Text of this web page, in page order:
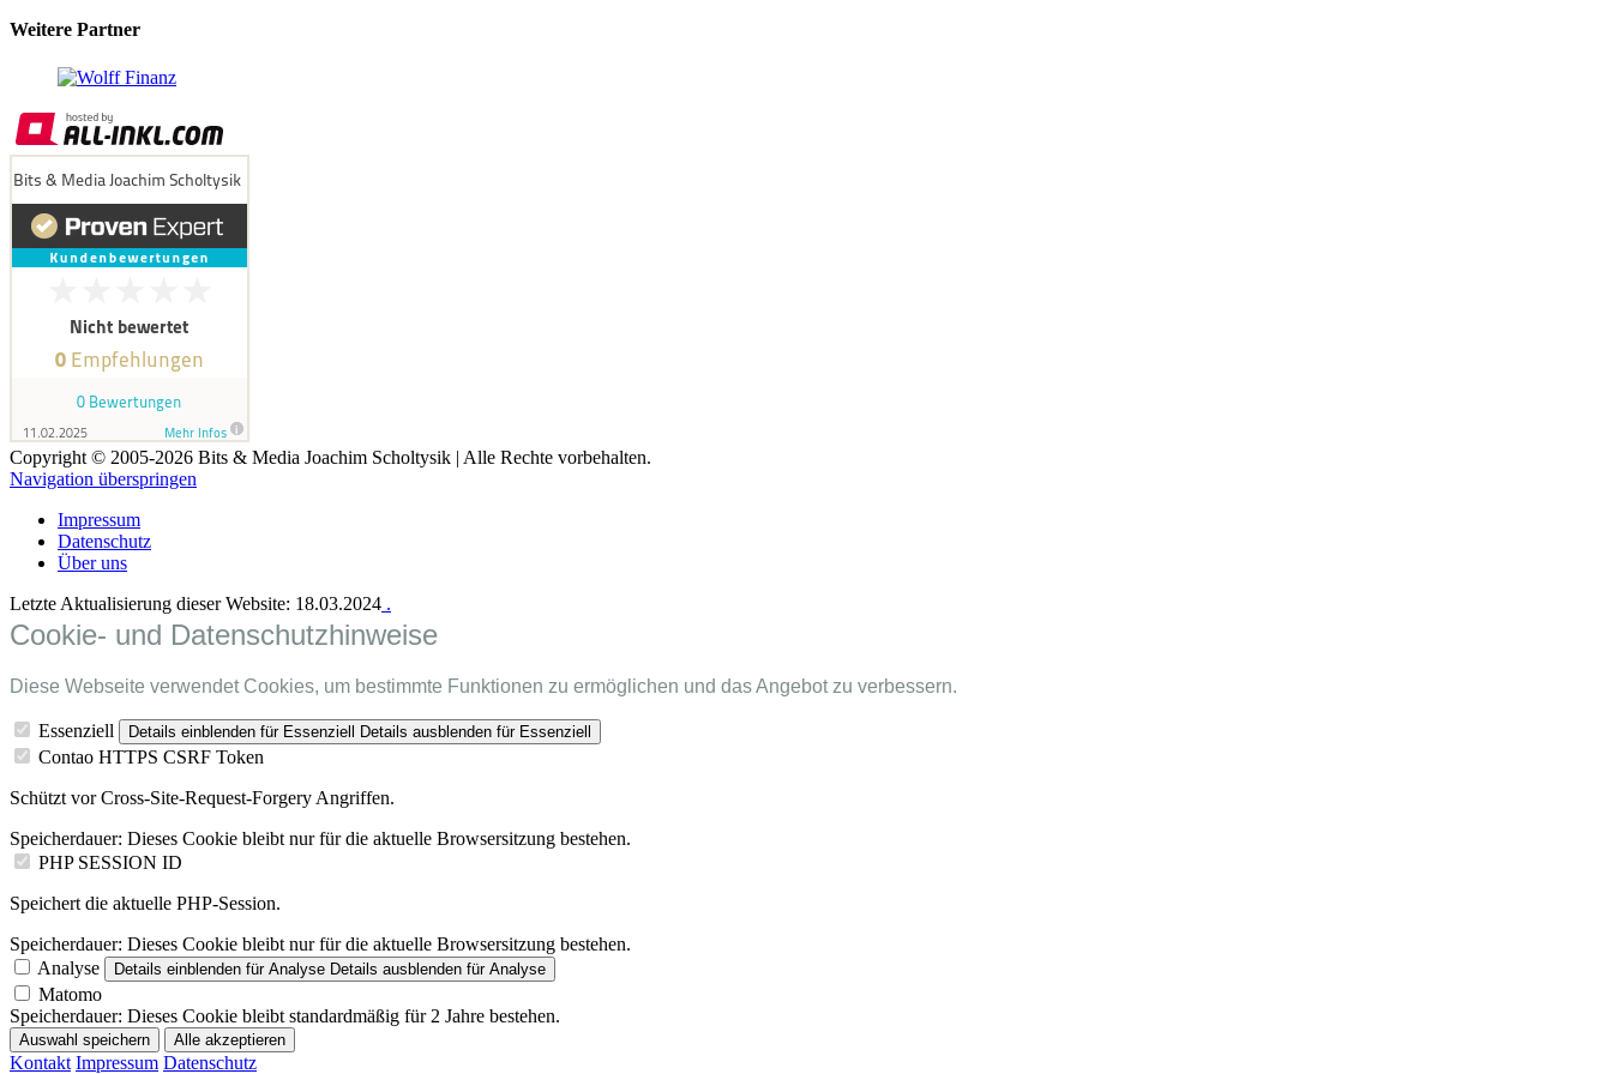
Weitere Partner
Copyright © 2005-2026 Bits & Media Joachim Scholtysik | Alle Rechte vorbehalten.
Navigation überspringen
Impressum
Datenschutz
Über uns
Letzte Aktualisierung dieser Website: 18.03.2024 .
Cookie- und Datenschutzhinweise
Diese Webseite verwendet Cookies, um bestimmte Funktionen zu ermöglichen und das Angebot zu verbessern.
Essenziell Details einblenden für Essenziell Details ausblenden für Essenziell
Contao HTTPS CSRF Token
Schützt vor Cross-Site-Request-Forgery Angriffen.
Speicherdauer: Dieses Cookie bleibt nur für die aktuelle Browsersitzung bestehen.
PHP SESSION ID
Speichert die aktuelle PHP-Session.
Speicherdauer: Dieses Cookie bleibt nur für die aktuelle Browsersitzung bestehen.
Analyse
Details einblenden für Analyse Details ausblenden für Analyse
Matomo
Speicherdauer: Dieses Cookie bleibt standardmäßig für 2 Jahre bestehen.
Auswahl speichern Alle akzeptieren
Kontakt Impressum Datenschutz